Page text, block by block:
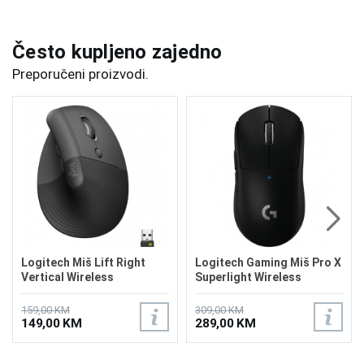
Često kupljeno zajedno
Preporučeni proizvodi.
Logitech Miš Lift Right
Vertical Wireless
159,00 KM
149,00 KM
Logitech Gaming Miš Pro X
Superlight Wireless
309,00 KM
289,00 KM